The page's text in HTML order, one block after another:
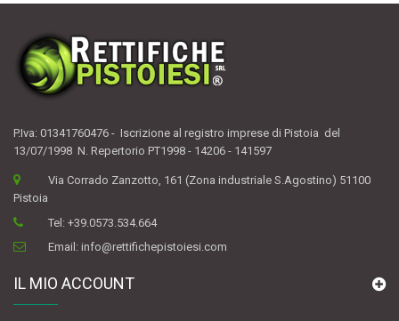
P.Iva: 01341760476 - Iscrizione al registro imprese di Pistoia del
13/07/1998 N. Repertorio PT1998 - 14206 - 141597
Via Corrado Zanzotto, 161 (Zona industriale S.Agostino) 51100
Pistoia
Tel:+39.0573.534.664
Email:info@rettifichepistoiesi.com
IL MIO ACCOUNT